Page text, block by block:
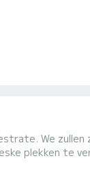
We
plekken te
Aan
we weer terug in